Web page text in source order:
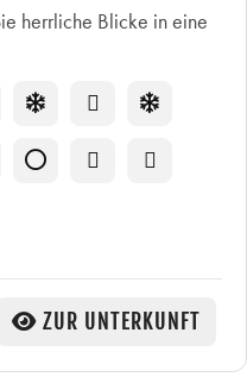
herrliche Blicke in eine
ZUR UNTERKUNFT